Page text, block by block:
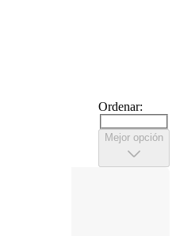
Ordenar:
Mejor opción